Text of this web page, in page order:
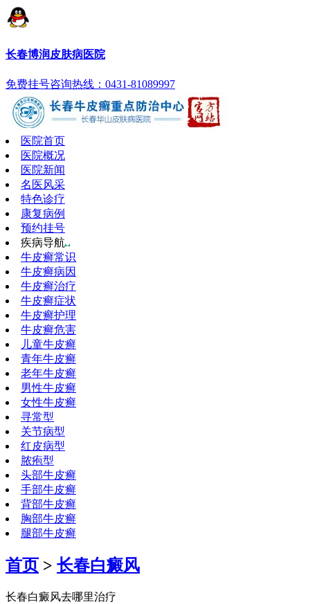
长春博润皮肤病医院
免费挂号咨询热线：0431-81089997
医院首页
医院概况
医院新闻
名医风采
特色诊疗
康复病例
预约挂号
疾病导航
牛皮癣常识
牛皮癣病因
牛皮癣治疗
牛皮癣症状
牛皮癣护理
牛皮癣危害
儿童牛皮癣
青年牛皮癣
老年牛皮癣
男性牛皮癣
女性牛皮癣
寻常型
关节病型
红皮病型
脓疱型
头部牛皮癣
手部牛皮癣
背部牛皮癣
胸部牛皮癣
腿部牛皮癣
首页 > 长春白癜风
长春白癜风去哪里治疗